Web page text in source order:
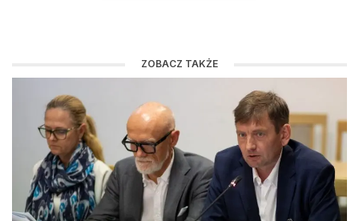
ZOBACZ TAKŻE